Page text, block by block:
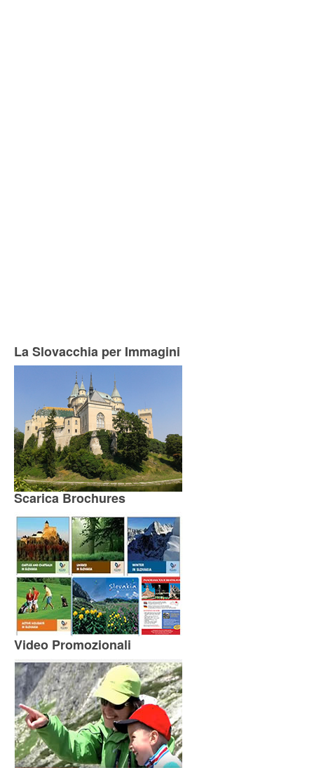
La Slovacchia per Immagini
Scarica Brochures
Video Promozionali